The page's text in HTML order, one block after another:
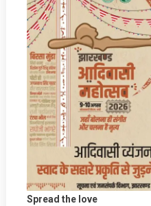
Spread the love